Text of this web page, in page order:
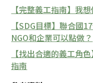
【完整義工指南】我
【SDG目標】聯合國
NGO和企業可以點做？
【找出合適的義工角
指南